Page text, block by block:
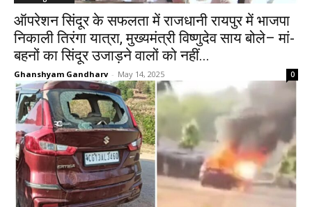
ऑपरेशन सिंदूर के सफलता में राजधानी रायपुर में भाजपा
निकाली तिरंगा यात्रा, मुख्यमंत्री विष्णुदेव साय बोले– मां-
बहनों का सिंदूर उजाड़ने वालों को नहीं...
Ghanshyam Gandharv - May 14, 2025 0